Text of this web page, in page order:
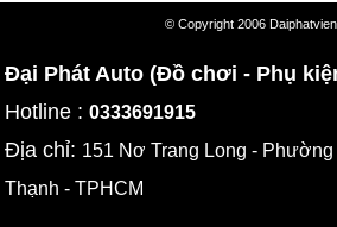
© Copyright 2006
Đại Phát Auto (Đồ chơi - Phụ
Hotline :0333691915
Địa chỉ: 151 Nơ Trang Long - Phường
Thạnh - TPHCM